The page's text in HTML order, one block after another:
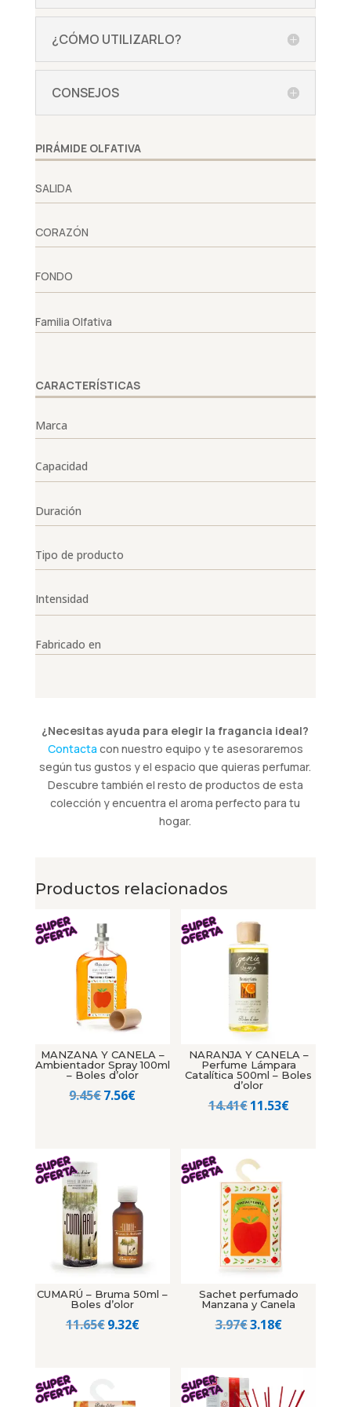
¿CÓMO UTILIZARLO?
CONSEJOS
PIRÁMIDE OLFATIVA
SALIDA
CORAZÓN
FONDO
Familia Olfativa
CARACTERÍSTICAS
Marca
Capacidad
Duración
Tipo de producto
Intensidad
Fabricado en
¿Necesitas ayuda para elegir la fragancia ideal?
Contacta con nuestro equipo y te asesoraremos
según tus gustos y el espacio que quieras perfumar.
Descubre también el resto de productos de esta
colección y encuentra el aroma perfecto para tu
hogar.
Productos relacionados
MANZANA Y CANELA –
Ambientador Spray 100ml
– Boles d’olor
9.45€El
7.56€El
NARANJA Y CANELA –
Perfume Lámpara
Catalítica 500ml – Boles
d’olor
14.41€El
era:
14.41€.
11.53€El
CUMARÚ – Bruma 50ml –
Boles d’olor
11.65€El
9.32€El
Sachet perfumado
Manzana y Canela
3.97€El
era:
3.18€El
es: